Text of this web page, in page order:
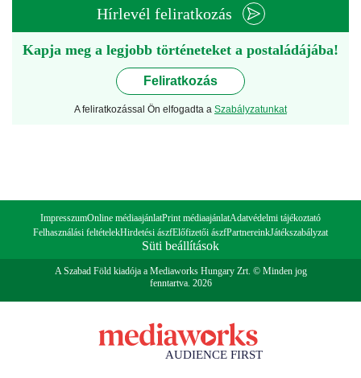
Hírlevél feliratkozás
Kapja meg a legjobb történeteket a postaládájába!
Feliratkozás
A feliratkozással Ön elfogadta a Szabályzatunkat
ImpresszumOnline médiaajánlatPrint médiaajánlatAdatvédelmi tájékoztató
Felhasználási feltételekHirdetési ászfElőfizetői ászfPartnereinkJátékszabályzat
Süti beállítások
A Szabad Föld kiadója a Mediaworks Hungary Zrt. © Minden jog
fenntartva. 2026